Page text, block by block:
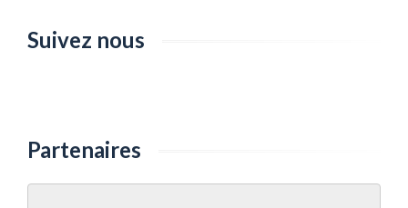
Suivez nous
Partenaires